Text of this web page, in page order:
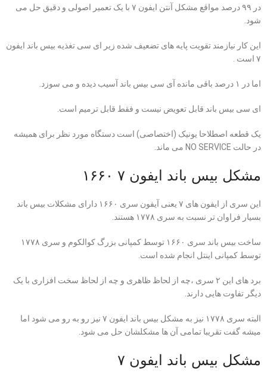
در ۹۹ درصد مواقع مشکل آنتن ایفون ۷ با یک تعمیر اصولی و دقیق حل می
شود.
این کار نیازمند تقویت پایه های تضعیف شده زیر ای سی تغذیه بیس باند ایفون
۷ است .
اما در ۱ درصد باقی مانده آی سی بیس باند آسیب دیده و می سوزد.
ای سی بیس باند قابل تعویض نیست و فقط قابل ترمیم است.
یک قطعه اصطلاحا یونیک (اختصاصی) است دستگاه مورد نظر برای همیشه
در حالت NO SERVICE می ماند.
مشکل بیس باند ایفون ۷ ۱۶۶۰
این سری از ایفون های ۷ یعنی آیفون سری ۱۶۶۰ دارای مشکلات بیس باند
بسیار فراوان تر نسبت به سری ۱۷۷۸ هستند.
ساخت بیس باند سری ۱۶۶۰ توسط کمپانی بزرگ کوالکوم و سری ۱۷۷۸
توسط کمپانی اینتل انجام شده است.
برد های این ۲ سری ،چه از لحاظ ظاهری و چه از لحاظ سخت افزاری با یک
دیگر تفاوت هایی دارند.
البته سری ۱۷۷۸ نیز به مشکل بیس باند ایفون ۷ نیز رو به رو می شود اما
میشه گفت تقریبا تمامی آن ها مشکلشان حل می شود.
مشکل بیس باند ایفون ۷